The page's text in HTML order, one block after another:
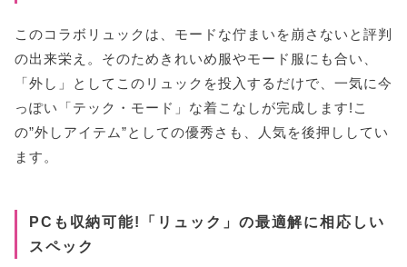
このコラボリュックは、モードな佇まいを崩さないと評判
の出来栄え。そのためきれいめ服やモード服にも合い、
「外し」としてこのリュックを投入するだけで、一気に今
っぽい「テック・モード」な着こなしが完成します!こ
の”外しアイテム”としての優秀さも、人気を後押ししてい
ます。
PCも収納可能!「リュック」の最適解に相応しい
スペック